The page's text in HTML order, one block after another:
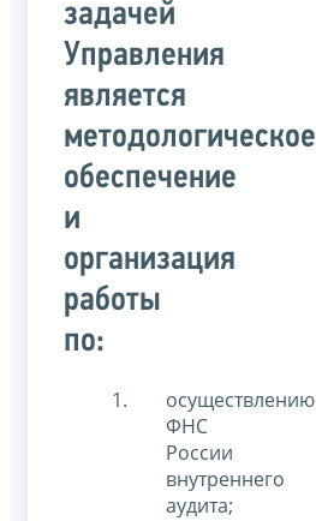
задачей
Управления
является
методологическое
обеспечение
и
организация
работы
по:
осуществлению
ФНС
России
внутреннего
аудита;